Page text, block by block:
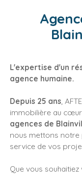
L'expertise d'un
agence humaine.
Depuis 25 ans,
immobilière au cœur
agences de
nous mettons notre
service de vos
Que vous